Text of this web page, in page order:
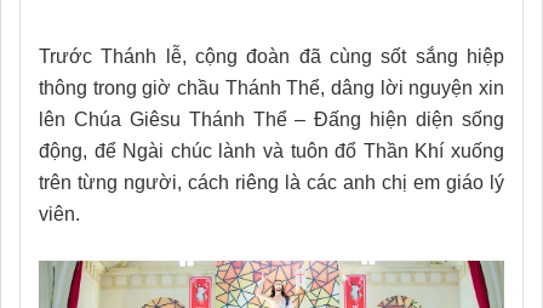
Trước Thánh lễ, cộng đoàn đã cùng sốt sắng hiệp
thông trong giờ chầu Thánh Thể, dâng lời nguyện xin
lên Chúa Giêsu Thánh Thể – Đấng hiện diện sống
động, để Ngài chúc lành và tuôn đổ Thần Khí xuống
trên từng người, cách riêng là các anh chị em giáo lý
viên.